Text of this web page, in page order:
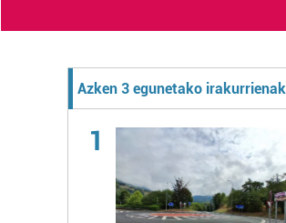
Azken 3 egunetako irakurrienak
1